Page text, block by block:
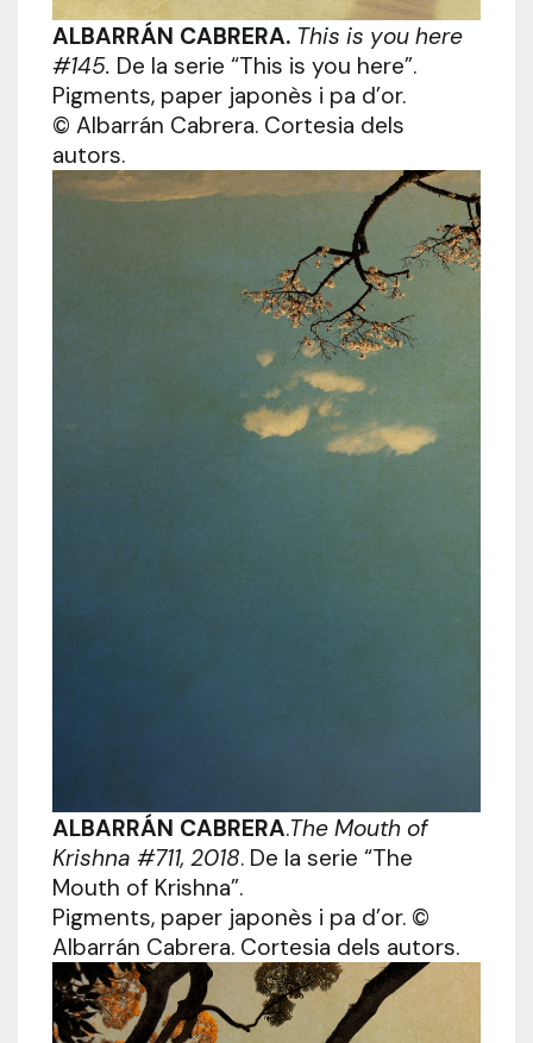
ALBARRÁN CABRERA. This is you here
#145. De la serie “This is you here”.
Pigments, paper japonès i pa d’or.
© Albarrán Cabrera. Cortesia dels
autors.
ALBARRÁN CABRERA.The Mouth of
Krishna #711, 2018. De la serie “The
Mouth of Krishna”.
Pigments, paper japonès i pa d’or. ©
Albarrán Cabrera. Cortesia dels autors.